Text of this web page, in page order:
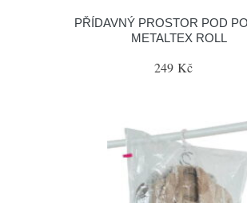
PŘÍDAVNÝ PROSTOR POD
METALTEX ROLL
249 Kč